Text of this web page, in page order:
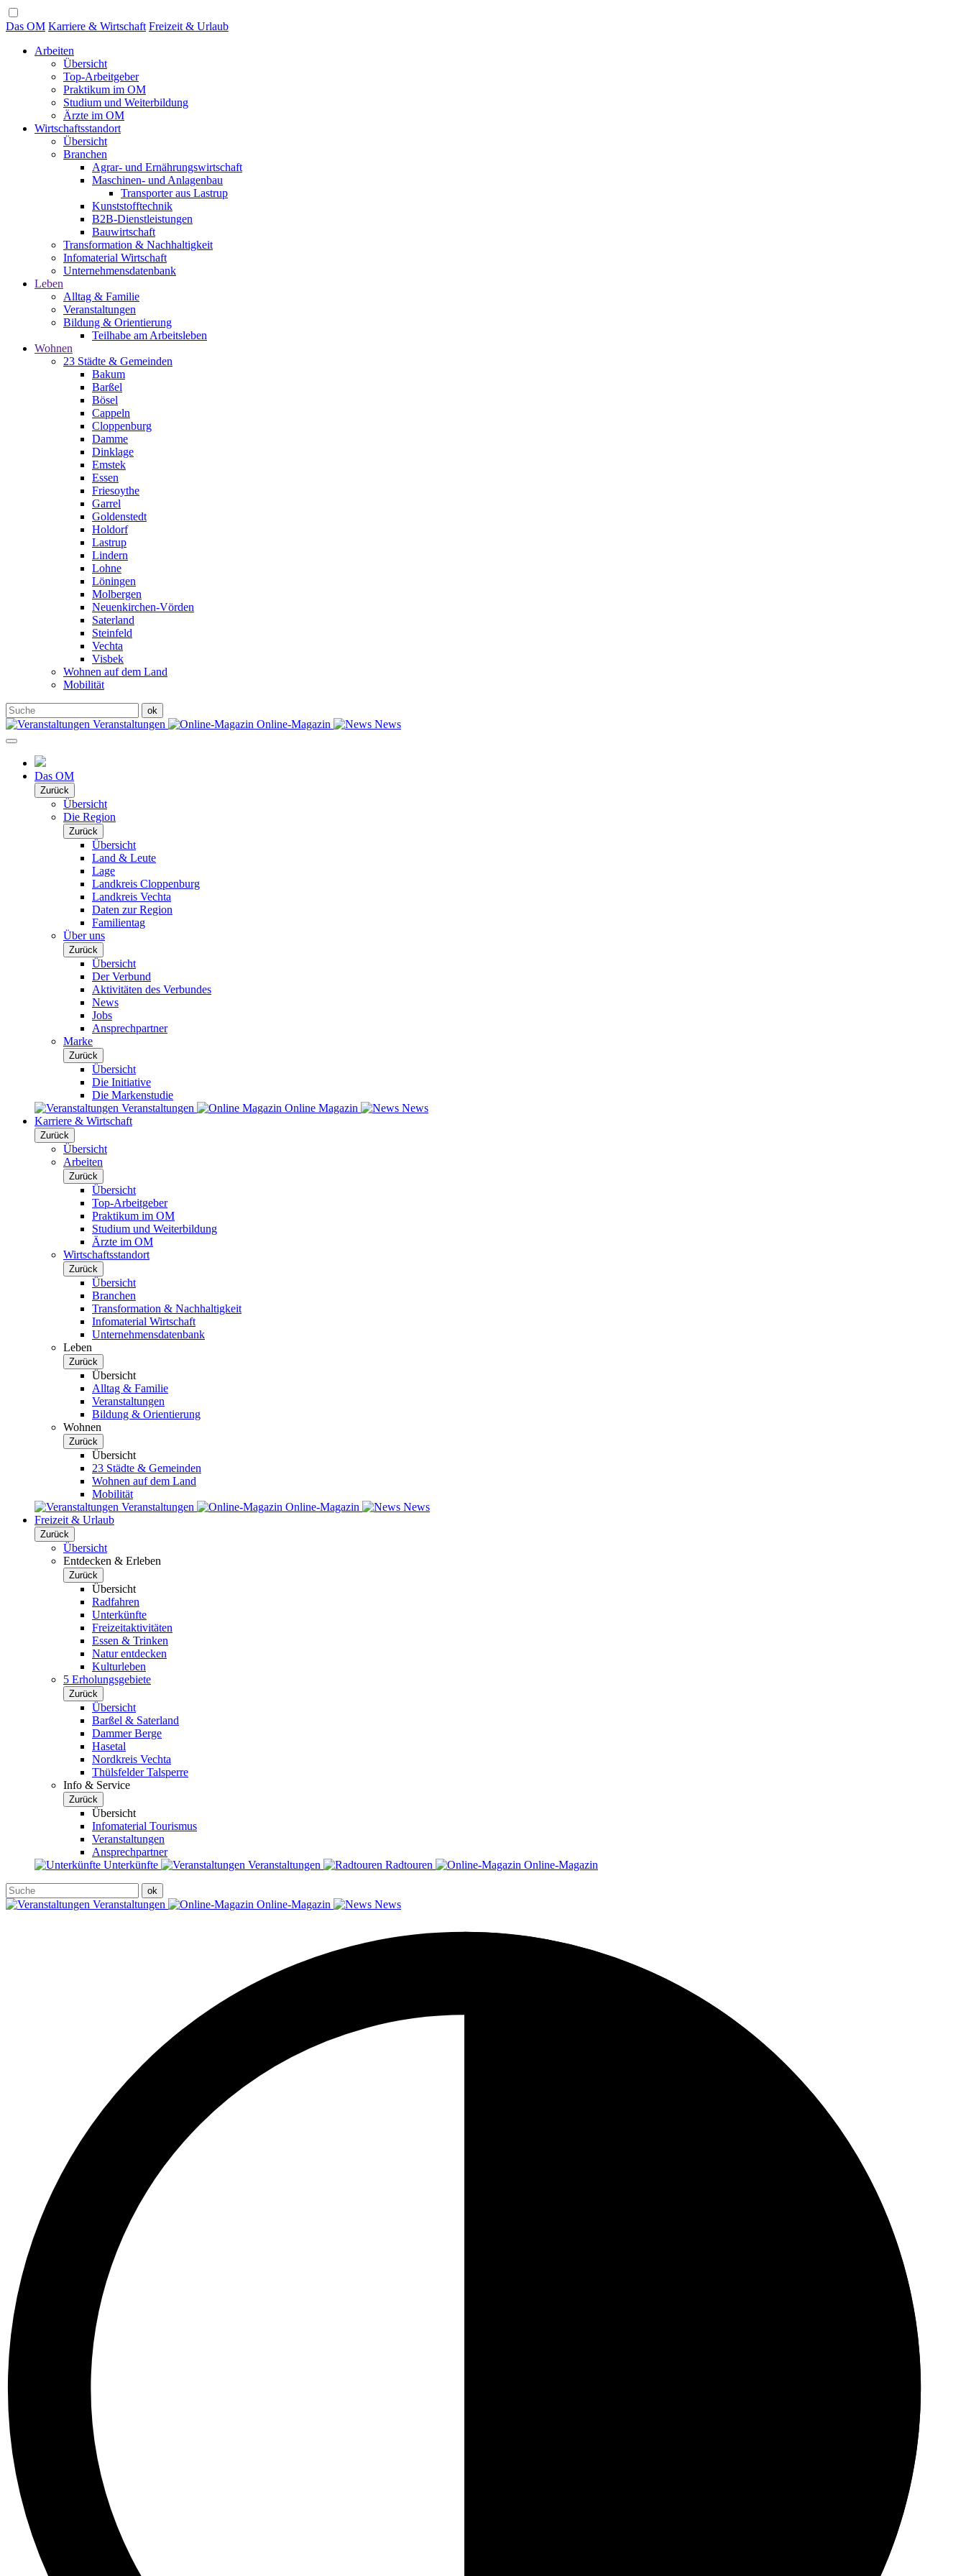
Das OM Karriere & Wirtschaft Freizeit & Urlaub
Arbeiten
Übersicht
Top-Arbeitgeber
Praktikum im OM
Studium und Weiterbildung
Ärzte im OM
Wirtschaftsstandort
Übersicht
Branchen
Agrar- und Ernährungswirtschaft
Maschinen- und Anlagenbau
Transporter aus Lastrup
Kunststofftechnik
B2B-Dienstleistungen
Bauwirtschaft
Transformation & Nachhaltigkeit
Infomaterial Wirtschaft
Unternehmensdatenbank
Leben
Alltag & Familie
Veranstaltungen
Bildung & Orientierung
Teilhabe am Arbeitsleben
Wohnen
23 Städte & Gemeinden
Bakum
Barßel
Bösel
Cappeln
Cloppenburg
Damme
Dinklage
Emstek
Essen
Friesoythe
Garrel
Goldenstedt
Holdorf
Lastrup
Lindern
Lohne
Löningen
Molbergen
Neuenkirchen-Vörden
Saterland
Steinfeld
Vechta
Visbek
Wohnen auf dem Land
Mobilität
Veranstaltungen Online-Magazin News
Das OM
Zurück
Übersicht
Die Region
Zurück
Übersicht
Land & Leute
Lage
Landkreis Cloppenburg
Landkreis Vechta
Daten zur Region
Familientag
Über uns
Zurück
Übersicht
Der Verbund
Aktivitäten des Verbundes
News
Jobs
Ansprechpartner
Marke
Zurück
Übersicht
Die Initiative
Die Markenstudie
Veranstaltungen
Online Magazin
News
Karriere & Wirtschaft
Zurück
Übersicht
Arbeiten
Zurück
Übersicht
Top-Arbeitgeber
Praktikum im OM
Studium und Weiterbildung
Ärzte im OM
Wirtschaftsstandort
Zurück
Übersicht
Branchen
Transformation & Nachhaltigkeit
Infomaterial Wirtschaft
Unternehmensdatenbank
Leben
Zurück
Übersicht
Alltag & Familie
Veranstaltungen
Bildung & Orientierung
Wohnen
Zurück
Übersicht
23 Städte & Gemeinden
Wohnen auf dem Land
Mobilität
Veranstaltungen
Online-Magazin
News
Freizeit & Urlaub
Zurück
Übersicht
Entdecken & Erleben
Zurück
Übersicht
Radfahren
Unterkünfte
Freizeitaktivitäten
Essen & Trinken
Natur entdecken
Kulturleben
5 Erholungsgebiete
Zurück
Übersicht
Barßel & Saterland
Dammer Berge
Hasetal
Nordkreis Vechta
Thülsfelder Talsperre
Info & Service
Zurück
Übersicht
Infomaterial Tourismus
Veranstaltungen
Ansprechpartner
Unterkünfte
Veranstaltungen Radtouren Online-Magazin
Veranstaltungen Online-Magazin News